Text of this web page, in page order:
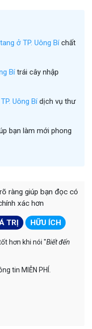
ở TP. Uông Bíchất
Bítrái cây nhập
Uông Bídịch vụ thư
bạn làm mới phong
ràng giúp bạn đọc có
xác hơn
TRỊ HỮU ÍCH
hơn khi nói "Biết đến
tin MIỄN PHÍ.